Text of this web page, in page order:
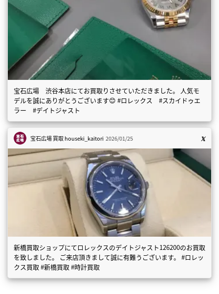
宝石広場 渋谷本店にてお買取りさせていただきました。 人気モ
デルを誠にありがとうございます😊 #ロレックス #スカイドゥエ
ラー #デイトジャスト
宝石広場 買取houseki_kaitori 2026/01/25
新橋買取ショップにてロレックスのデイトジャスト126200のお買取
を致しました。 ご来店頂きまして誠に有難うございます。 #ロレッ
クス買取 #新橋買取 #時計買取